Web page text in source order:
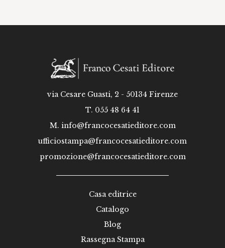
via Cesare Guasti, 2 - 50134 Firenze
T. 055 48 64 41
M. info@francocesatieditore.com
ufficiostampa@francocesatieditore.com
promozione@francocesatieditore.com
Casa editrice
Catalogo
Blog
Rassegna Stampa